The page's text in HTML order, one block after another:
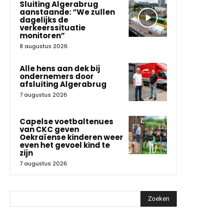
Sluiting Algerabrug
aanstaande: “We zullen
dagelijks de
verkeerssituatie
monitoren”
8 augustus 2026
Alle hens aan dek bij
ondernemers door
afsluiting Algerabrug
7 augustus 2026
Capelse voetbaltenues
van CKC geven
Oekraïense kinderen weer
even het gevoel kind te
zijn
7 augustus 2026
Zoeken